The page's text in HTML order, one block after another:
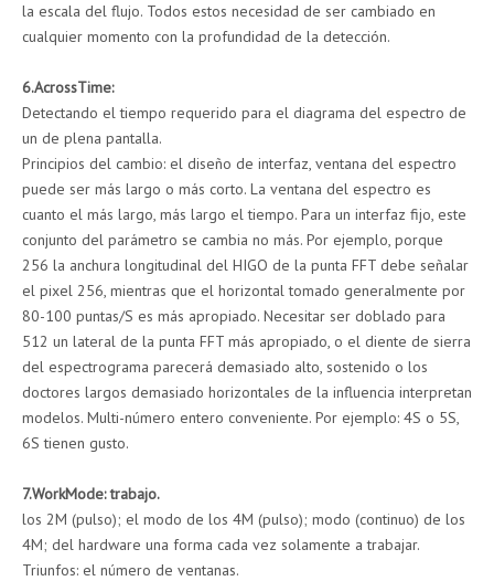
la escala del flujo. Todos estos necesidad de ser cambiado en
cualquier momento con la profundidad de la detección.
6.AcrossTime:
Detectando el tiempo requerido para el diagrama del espectro de
un de plena pantalla.
Principios del cambio: el diseño de interfaz, ventana del espectro
puede ser más largo o más corto. La ventana del espectro es
cuanto el más largo, más largo el tiempo. Para un interfaz fijo, este
conjunto del parámetro se cambia no más. Por ejemplo, porque
256 la anchura longitudinal del HIGO de la punta FFT debe señalar
el pixel 256, mientras que el horizontal tomado generalmente por
80-100 puntas/S es más apropiado. Necesitar ser doblado para
512 un lateral de la punta FFT más apropiado, o el diente de sierra
del espectrograma parecerá demasiado alto, sostenido o los
doctores largos demasiado horizontales de la influencia interpretan
modelos. Multi-número entero conveniente. Por ejemplo: 4S o 5S,
6S tienen gusto.
7.WorkMode: trabajo.
los 2M (pulso); el modo de los 4M (pulso); modo (continuo) de los
4M; del hardware una forma cada vez solamente a trabajar.
Triunfos: el número de ventanas.